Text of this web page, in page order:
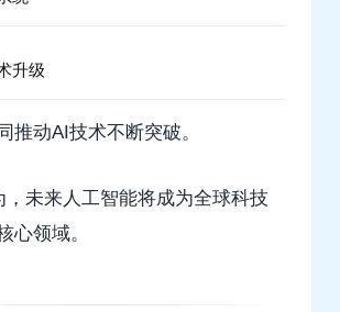
升级
推动AI技术不断突破。
，未来人工智能将成为全球科技
心领域。